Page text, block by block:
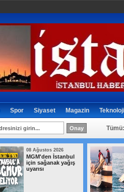
Spor Siyaset Magazin Teknoloji
Tümü:
08 Ağustos 2026
MGM'den İstanbul
için sağanak yağış
uyarısı